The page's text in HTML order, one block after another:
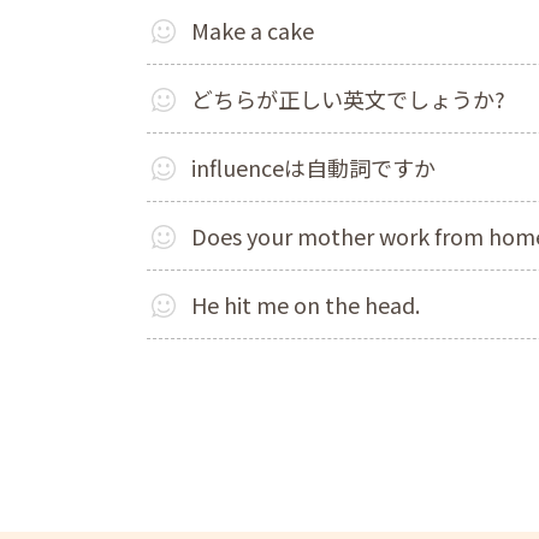
Make a cake
どちらが正しい英文でしょうか?
influenceは自動詞ですか
Does your mother work from
He hit me on the head.